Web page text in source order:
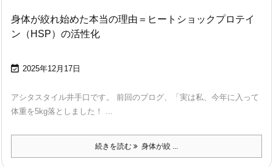
身体が絞れ始めた本当の理由＝ヒートショックプロテイ
ン（HSP）の活性化
 2025年12月17日
アシタスタイル井手口です。 前回のブログ、「実は私、今年に入って
体重を5kg落としました！ ...
続きを読む 身体が絞 ...